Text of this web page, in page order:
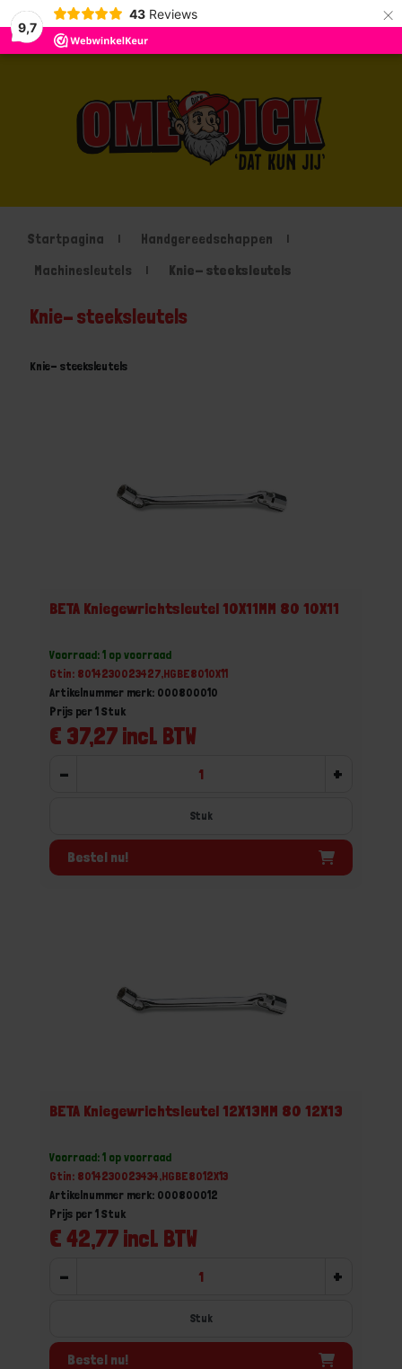
9,7
43 Reviews ×
Startpagina
Handgereedschappen
Machinesleutels
Knie- steeksleutels
Knie- steeksleutels
Knie- steeksleutels
BETA Kniegewrichtsleutel 10X11MM 80 10X11
Voorraad: 1 op voorraad
Gtin: 8014230023427,HGBE8010X11
Artikelnummer merk: 000800010
€ 37,27 incl. BTW
Prijs per 1 Stuk
- +
Stuk
Bestel nu!
BETA Kniegewrichtsleutel 12X13MM 80 12X13
Voorraad: 1 op voorraad
Gtin: 8014230023434,HGBE8012X13
Artikelnummer merk: 000800012
€ 42,77 incl. BTW
Prijs per 1 Stuk
- +
Stuk
Bestel nu!